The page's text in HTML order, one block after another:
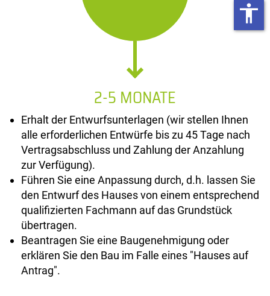
2-5 MONATE
Erhalt der Entwurfsunterlagen (wir stellen Ihnen
alle erforderlichen Entwürfe bis zu 45 Tage nach
Vertragsabschluss und Zahlung der Anzahlung
zur Verfügung).
Führen Sie eine Anpassung durch, d.h. lassen Sie
den Entwurf des Hauses von einem entsprechend
qualifizierten Fachmann auf das Grundstück
übertragen.
Beantragen Sie eine Baugenehmigung oder
erklären Sie den Bau im Falle eines "Hauses auf
Antrag".
accessibility